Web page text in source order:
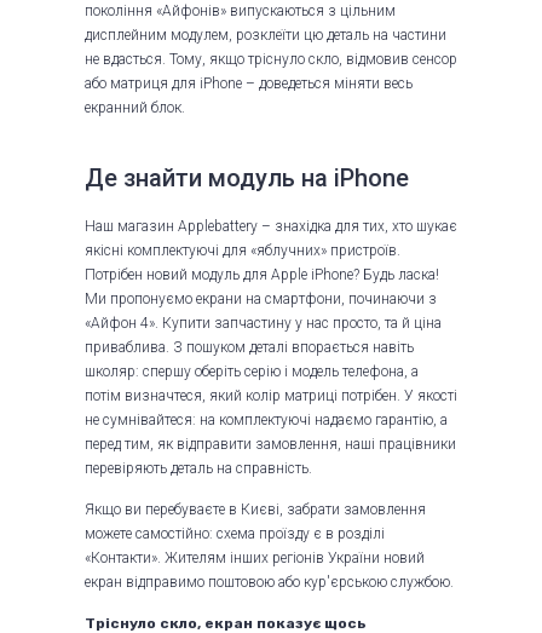
покоління «Айфонів» випускаються з цільним
дисплейним модулем, розклеїти цю деталь на частини
не вдасться. Тому, якщо тріснуло скло, відмовив сенсор
або матриця для iPhone – доведеться міняти весь
екранний блок.
Де знайти модуль на iPhone
Наш магазин Applebattery – знахідка для тих, хто шукає
якісні комплектуючі для «яблучних» пристроїв.
Потрібен новий модуль для Apple iPhone? Будь ласка!
Ми пропонуємо екрани на смартфони, починаючи з
«Айфон 4». Купити запчастину у нас просто, та й ціна
приваблива. З пошуком деталі впорається навіть
школяр: спершу оберіть серію і модель телефона, а
потім визначтеся, який колір матриці потрібен. У якості
не сумнівайтеся: на комплектуючі надаємо гарантію, а
перед тим, як відправити замовлення, наші працівники
перевіряють деталь на справність.
Якщо ви перебуваєте в Києві, забрати замовлення
можете самостійно: схема проїзду є в розділі
«Контакти». Жителям інших регіонів України новий
екран відправимо поштовою або кур'єрською службою.
Тріснуло скло, екран показує щось